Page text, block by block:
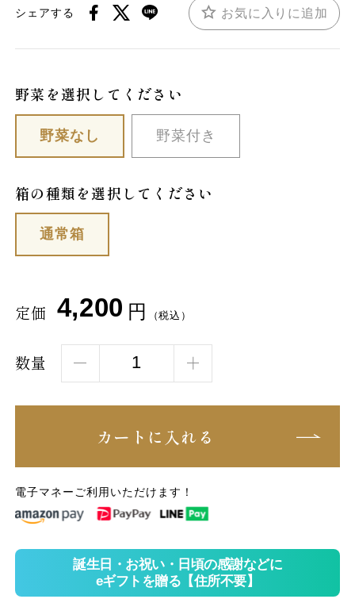
シェアする お気に入りに追加
野菜を選択してください
野菜なし 野菜付き
箱の種類を選択してください
通常箱
定価 4,200 円 （税込）
数量
カートに入れる
電子マネーご利用いただけます！